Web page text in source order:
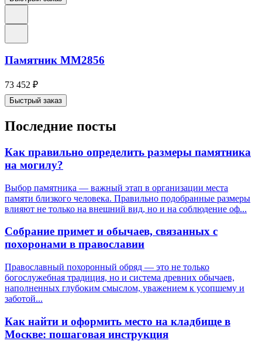
Памятник ММ2856
73 452 ₽
Быстрый заказ
Последние посты
Как правильно определить размеры памятника
на могилу?
Выбор памятника — важный этап в организации места
памяти близкого человека. Правильно подобранные размеры
влияют не только на внешний вид, но и на соблюдение оф...
Собрание примет и обычаев, связанных с
похоронами в православии
Православный похоронный обряд — это не только
богослужебная традиция, но и система древних обычаев,
наполненных глубоким смыслом, уважением к усопшему и
заботой...
Как найти и оформить место на кладбище в
Москве: пошаговая инструкция